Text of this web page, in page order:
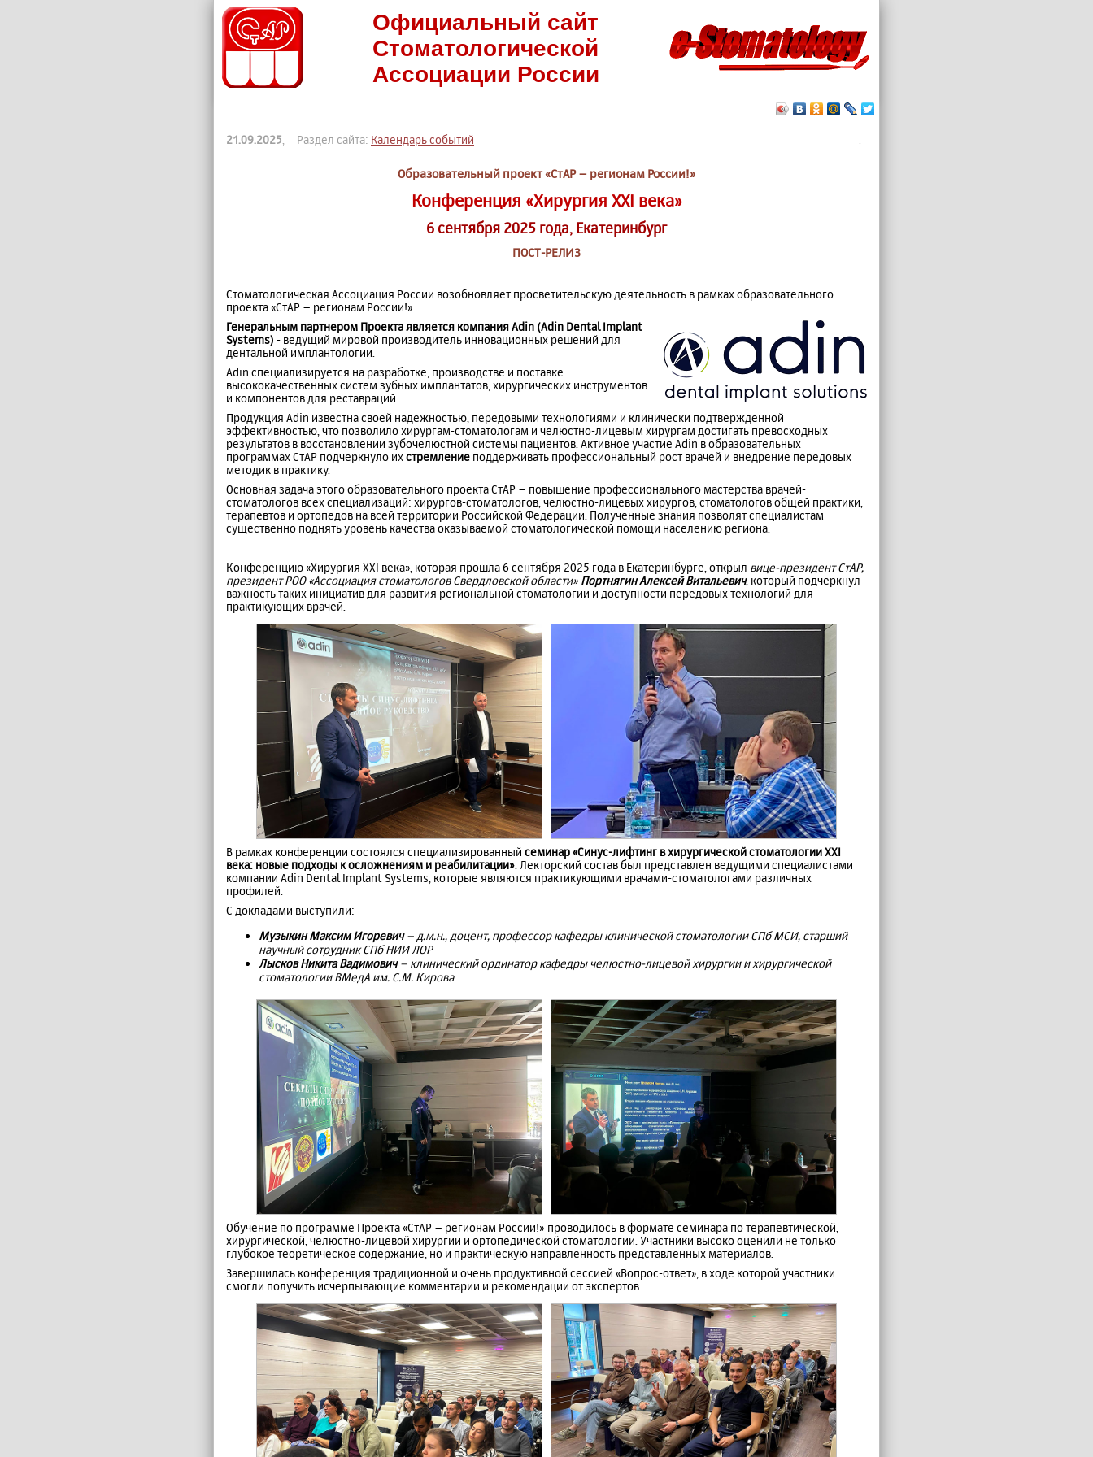
Официальный сайт
Стоматологической
Ассоциации России
21.09.2025 , Раздел сайта: Календарь событий
Образовательный проект «СтАР – регионам России!»
Конференция «Хирургия XXI века»
6 сентября 2025 года, Екатеринбург
ПОСТ-РЕЛИЗ
Стоматологическая Ассоциация России возобновляет просветительскую деятельность в рамках образовательного
проекта «СтАР – регионам России!»
Генеральным партнером Проекта является компания Adin (Adin Dental Implant
Systems) - ведущий мировой производитель инновационных решений для
дентальной имплантологии.
Adin специализируется на разработке, производстве и поставке
высококачественных систем зубных имплантатов, хирургических инструментов
и компонентов для реставраций.
Продукция Adin известна своей надежностью, передовыми технологиями и клинически подтвержденной
эффективностью, что позволило хирургам-стоматологам и челюстно-лицевым хирургам достигать превосходных
результатов в восстановлении зубочелюстной системы пациентов. Активное участие Adin в образовательных
программах СтАР подчеркнуло ихстремление поддерживать профессиональный рост врачей и внедрение передовых
методик в практику.
Основная задача этого образовательного проекта СтАР – повышение профессионального мастерства врачей-
стоматологов всех специализаций: хирургов-стоматологов, челюстно-лицевых хирургов, стоматологов общей практики,
терапевтов и ортопедов на всей территории Российской Федерации. Полученные знания позволят специалистам
существенно поднять уровень качества оказываемой стоматологической помощи населению региона.
Конференцию «Хирургия XXI века», которая прошла 6 сентября 2025 года в Екатеринбурге, открыл вице-президент СтАР,
президент РОО «Ассоциация стоматологов Свердловской области» Портнягин Алексей Витальевич, который подчеркнул
важность таких инициатив для развития региональной стоматологии и доступности передовых технологий для
практикующих врачей.
В рамках конференции состоялся специализированный семинар «Синус-лифтинг в хирургической стоматологии XXI
века: новые подходы к осложнениям и реабилитации» . Лекторский состав был представлен ведущими специалистами
компании Adin Dental Implant Systems, которые являются практикующими врачами-стоматологами различных
профилей.
С докладами выступили:
Музыкин Максим Игоревич– д.м.н., доцент, профессор кафедры клинической стоматологии СПб МСИ, старший
научный сотрудник СПб НИИ ЛОР
Лысков Никита Вадимович– клинический ординатор кафедры челюстно-лицевой хирургии и хирургической
стоматологии ВМедА им. С.М. Кирова
Обучение по программе Проекта «СтАР – регионам России!» проводилось в формате семинара по терапевтической,
хирургической, челюстно-лицевой хирургии и ортопедической стоматологии. Участники высоко оценили не только
глубокое теоретическое содержание, но и практическую направленность представленных материалов.
Завершилась конференция традиционной и очень продуктивной сессией «Вопрос-ответ», в ходе которой участники
смогли получить исчерпывающие комментарии и рекомендации от экспертов.